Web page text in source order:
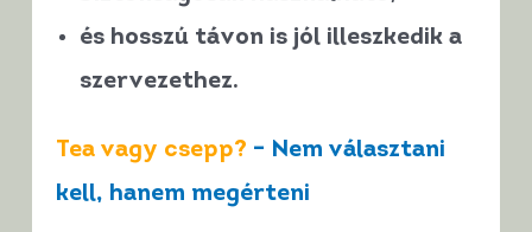
és hosszú távon is jól illeszkedik a
szervezethez.
Tea vagy csepp? – Nem választani
kell, hanem megérteni